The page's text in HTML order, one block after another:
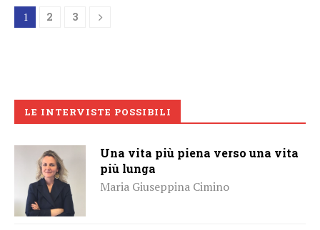
1 2 3
LE INTERVISTE POSSIBILI
Una vita più piena verso una vita
più lunga
Maria Giuseppina Cimino